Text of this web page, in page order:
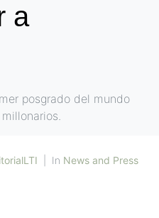
a
posgrado del mundo
In News and Press